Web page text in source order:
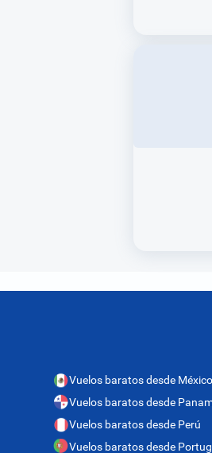
Vuelos baratos desde México
Vuelos baratos desde
Vuelos baratos desde Perú
Vuelos baratos desde